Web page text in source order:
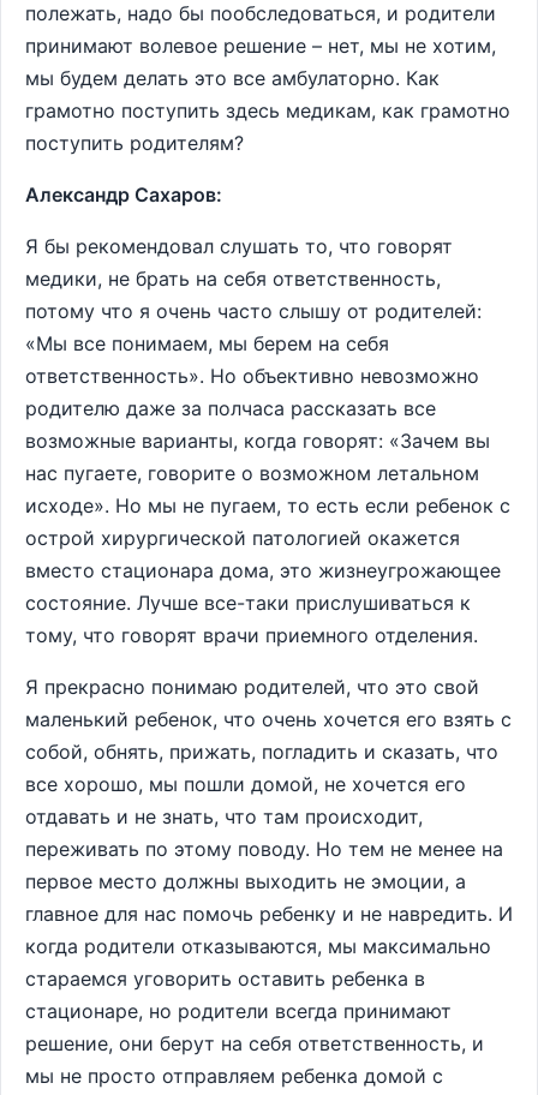
полежать, надо бы пообследоваться, и родители
принимают волевое решение – нет, мы не хотим,
мы будем делать это все амбулаторно. Как
грамотно поступить здесь медикам, как грамотно
поступить родителям?
Александр Сахаров:
Я бы рекомендовал слушать то, что говорят
медики, не брать на себя ответственность,
потому что я очень часто слышу от родителей:
«Мы все понимаем, мы берем на себя
ответственность». Но объективно невозможно
родителю даже за полчаса рассказать все
возможные варианты, когда говорят: «Зачем вы
нас пугаете, говорите о возможном летальном
исходе». Но мы не пугаем, то есть если ребенок с
острой хирургической патологией окажется
вместо стационара дома, это жизнеугрожающее
состояние. Лучше все-таки прислушиваться к
тому, что говорят врачи приемного отделения.
Я прекрасно понимаю родителей, что это свой
маленький ребенок, что очень хочется его взять с
собой, обнять, прижать, погладить и сказать, что
все хорошо, мы пошли домой, не хочется его
отдавать и не знать, что там происходит,
переживать по этому поводу. Но тем не менее на
первое место должны выходить не эмоции, а
главное для нас помочь ребенку и не навредить. И
когда родители отказываются, мы максимально
стараемся уговорить оставить ребенка в
стационаре, но родители всегда принимают
решение, они берут на себя ответственность, и
мы не просто отправляем ребенка домой с